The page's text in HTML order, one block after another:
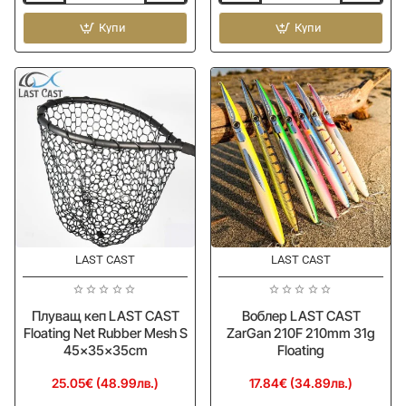
кеп
CAST
Floating
Net
Rubber
Mesh
Long
Handle
54x43x40cm
Купи
кеп
CAST
Floating
Net
Rubber
Mesh
M
54x45x40cm
Купи
LAST CAST
Плуващ кеп LAST CAST
Floating Net Rubber Mesh S
45x35x35cm
25.05€ (48.99лв.)
LAST CAST
Воблер LAST CAST
ZarGan 210F 210mm 31g
Floating
17.84€ (34.89лв.)